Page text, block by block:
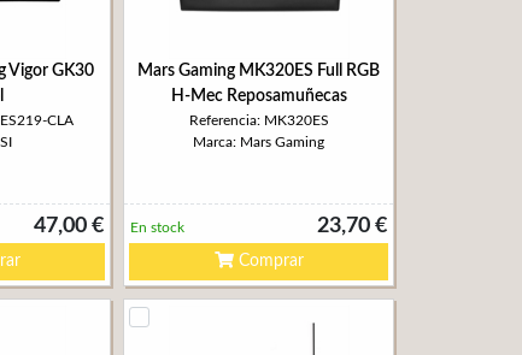
Vigor GK30
CLA
47,00 €
Mars Gaming MK320ES Full RGB
H-Mec Reposamuñecas
Referencia: MK320ES
Marca: Mars Gaming
23,70 €
En stock
Comprar